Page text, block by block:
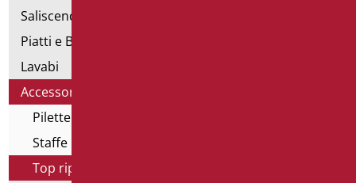
Saliscendi doccia di sostegno
Piatti e Box Doccia
Lavabi
Accessori per Lavabo
Pilette e sifoni
Staffe per lavabi
Top ripiani